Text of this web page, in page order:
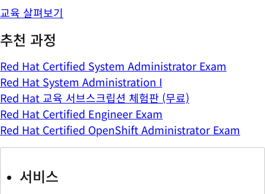
교육 살펴보기
추천 과정
Red Hat Certified System Administrator Exam
Red Hat System Administration I
Red Hat 교육 서브스크립션 체험판 (무료)
Red Hat Certified Engineer Exam
Red Hat Certified OpenShift Administrator Exam
서비스